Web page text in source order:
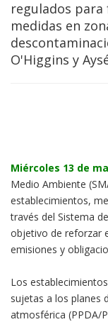
regulados
medidas en
O'Higgins y
Miércoles 13 de
Medio Ambiente
establecimientos,
través del Sistema
objetivo de reforzar
emisiones y
Los
sujetas a los planes
atmosférica (PPDA/